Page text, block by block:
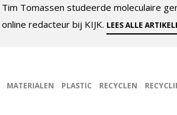
Tim Tomassen studeerde moleculaire
online redacteur bij KIJK. LEES ALLE
MATERIALEN PLASTIC RECYCLEN